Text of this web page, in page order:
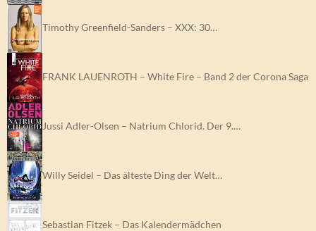
Timothy Greenfield-Sanders – XXX: 30…
FRANK LAUENROTH – White Fire – Band 2 der Corona Saga
Jussi Adler-Olsen – Natrium Chlorid. Der 9.…
Willy Seidel – Das älteste Ding der Welt…
Sebastian Fitzek – Das Kalendermädchen